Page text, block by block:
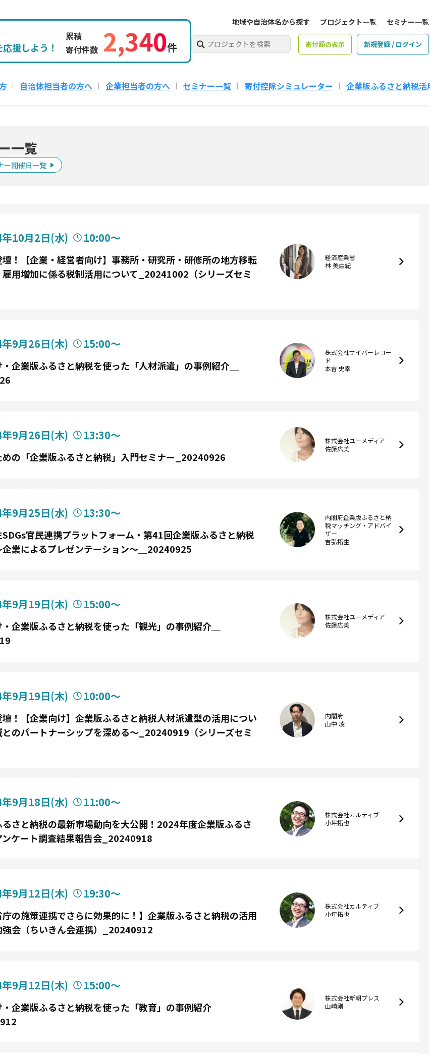
援しよう！
累積
寄付件数 2,340件
地域や自治体名から探す プロジェクト一覧 セミナー一覧
寄付額の表示 新規登録 / ログイン
自治体担当者の方へ 企業担当者の方へ セミナー一覧 寄付控除シミュレーター 企業版ふるさと納税活
一覧
ー開催日一覧
10月2日(水) 10:00〜
！【企業・経営者向け】事務所・研究所・研修所の地方移転
雇用増加に係る税制活用について_20241002（シリーズセミ
経済産業省
林 美由紀
9月26日(木) 15:00〜
企業版ふるさと納税を使った「人材派遣」の事例紹介＿
株式会社サイバーレコー
ド
本吉 史幸
9月26日(木) 13:30〜
めの「企業版ふるさと納税」入門セミナー_20240926
株式会社ユーメディア
佐藤広美
9月25日(水) 13:30〜
官民連携プラットフォーム・第41回企業版ふるさと納税
企業によるプレゼンテーション～＿20240925
内閣府企業版ふるさと納
税マッチング・アドバイ
ザー
吉弘拓生
9月19日(木) 15:00〜
企業版ふるさと納税を使った「観光」の事例紹介＿
株式会社ユーメディア
佐藤広美
9月19日(木) 10:00〜
！【企業向け】企業版ふるさと納税人材派遣型の活用につい
とのパートナーシップを深める～_20240919（シリーズセミ
内閣府
山中 凌
9月18日(水) 11:00〜
さと納税の最新市場動向を大公開！2024年度企業版ふるさ
ンケート調査結果報告会_20240918
株式会社カルティブ
小坪拓也
9月12日(木) 19:30〜
庁の施策連携でさらに効果的に！】企業版ふるさと納税の活用
強会（ちいきん会連携）_20240912
株式会社カルティブ
小坪拓也
9月12日(木) 15:00〜
企業版ふるさと納税を使った「教育」の事例紹介
株式会社新朝プレス
山崎剛